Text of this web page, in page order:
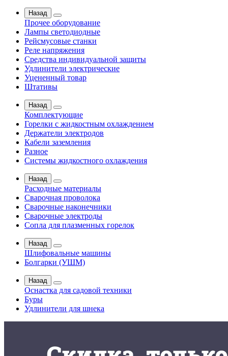
Назад
Прочее оборудование
Лампы светодиодные
Рейсмусовые станки
Реле напряжения
Средства индивидуальной защиты
Удлинители электрические
Уцененный товар
Штативы
Назад
Комплектующие
Горелки с жидкостным охлаждением
Держатели электродов
Кабели заземления
Разное
Системы жидкостного охлаждения
Назад
Расходные материалы
Сварочная проволока
Сварочные наконечники
Сварочные электроды
Сопла для плазменных горелок
Назад
Шлифовальные машины
Болгарки (УШМ)
Назад
Оснастка для садовой техники
Буры
Удлинители для шнека